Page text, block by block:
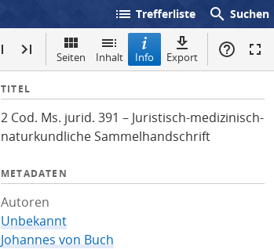
list Trefferliste search Suchen
Seiten Inhalt Info Export
I
f
o
TITEL
2 Cod. Ms. jurid. 391 – Juristisch-medizinisch-
naturkundliche Sammelhandschrift
METADATEN
Autoren
Unbekannt
Johannes von Buch